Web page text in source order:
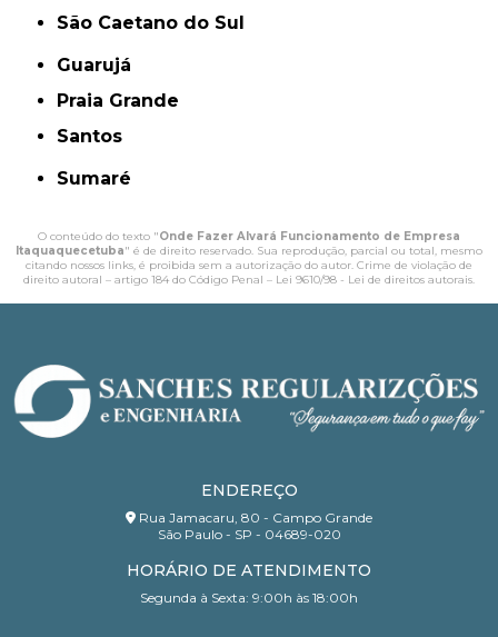
São Caetano do Sul
Guarujá
Praia Grande
Santos
Sumaré
O conteúdo do texto "Onde Fazer Alvará Funcionamento de Empresa
Itaquaquecetuba" é de direito reservado. Sua reprodução, parcial ou total, mesmo
citando nossos links, é proibida sem a autorização do autor. Crime de violação de
direito autoral – artigo 184 do Código Penal – Lei 9610/98 - Lei de direitos autorais.
ENDEREÇO
Rua Jamacaru, 80 - Campo Grande
São Paulo - SP - 04689-020
HORÁRIO DE ATENDIMENTO
Segunda à Sexta: 9:00h às 18:00h